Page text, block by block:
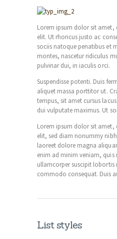
Lorem ipsum dolor sit amet,
elit. Ut rhoncus justo ac
sociis natoque penatibus et
montes, nascetur ridiculus
pulvinar dui, in iaculis orci.
Suspendisse potenti. Duis
aliquet massa porttitor ut.
tempus, sit amet cursus
dui vulputate maximus. Ut
Lorem ipsum dolor sit amet,
elit, sed diam nonummy
laoreet dolore magna
enim ad minim veniam, quis
ullamcorper suscipit lobortis
commodo consequat. Duis
List styles